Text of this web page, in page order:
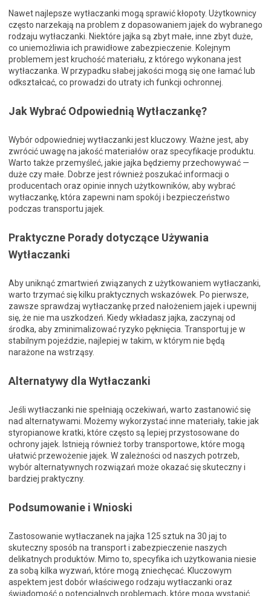
Nawet najlepsze wytłaczanki mogą sprawić kłopoty. Użytkownicy
często narzekają na problem z dopasowaniem jajek do wybranego
rodzaju wytłaczanki. Niektóre jajka są zbyt małe, inne zbyt duże,
co uniemożliwia ich prawidłowe zabezpieczenie. Kolejnym
problemem jest kruchość materiału, z którego wykonana jest
wytłaczanka. W przypadku słabej jakości mogą się one łamać lub
odkształcać, co prowadzi do utraty ich funkcji ochronnej.
Jak Wybrać Odpowiednią Wytłaczankę?
Wybór odpowiedniej wytłaczanki jest kluczowy. Ważne jest, aby
zwrócić uwagę na jakość materiałów oraz specyfikacje produktu.
Warto także przemyśleć, jakie jajka będziemy przechowywać —
duże czy małe. Dobrze jest również poszukać informacji o
producentach oraz opinie innych użytkowników, aby wybrać
wytłaczankę, która zapewni nam spokój i bezpieczeństwo
podczas transportu jajek.
Praktyczne Porady dotyczące Używania
Wytłaczanki
Aby uniknąć zmartwień związanych z użytkowaniem wytłaczanki,
warto trzymać się kilku praktycznych wskazówek. Po pierwsze,
zawsze sprawdzaj wytłaczankę przed nałożeniem jajek i upewnij
się, że nie ma uszkodzeń. Kiedy wkładasz jajka, zaczynaj od
środka, aby zminimalizować ryzyko pęknięcia. Transportuj je w
stabilnym pojeździe, najlepiej w takim, w którym nie będą
narażone na wstrząsy.
Alternatywy dla Wytłaczanki
Jeśli wytłaczanki nie spełniają oczekiwań, warto zastanowić się
nad alternatywami. Możemy wykorzystać inne materiały, takie jak
styropianowe kratki, które często są lepiej przystosowane do
ochrony jajek. Istnieją również torby transportowe, które mogą
ułatwić przewożenie jajek. W zależności od naszych potrzeb,
wybór alternatywnych rozwiązań może okazać się skuteczny i
bardziej praktyczny.
Podsumowanie i Wnioski
Zastosowanie wytłaczanek na jajka 125 sztuk na 30 jaj to
skuteczny sposób na transport i zabezpieczenie naszych
delikatnych produktów. Mimo to, specyfika ich użytkowania niesie
za sobą kilka wyzwań, które mogą zniechęcać. Kluczowym
aspektem jest dobór właściwego rodzaju wytłaczanki oraz
świadomość o potencjalnych problemach, które mogą wystąpić.